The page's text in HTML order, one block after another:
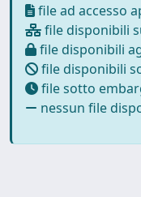
file ad accesso
file disponibili
file disponibili
file disponibili
file sotto
nessun file